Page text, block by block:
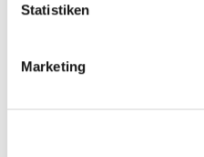
Statistiken
Marketing
Einführungsprojekts
kostenfrei. Workshops